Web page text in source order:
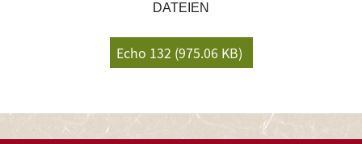
DATEIEN
Echo 132 (975.06 KB)